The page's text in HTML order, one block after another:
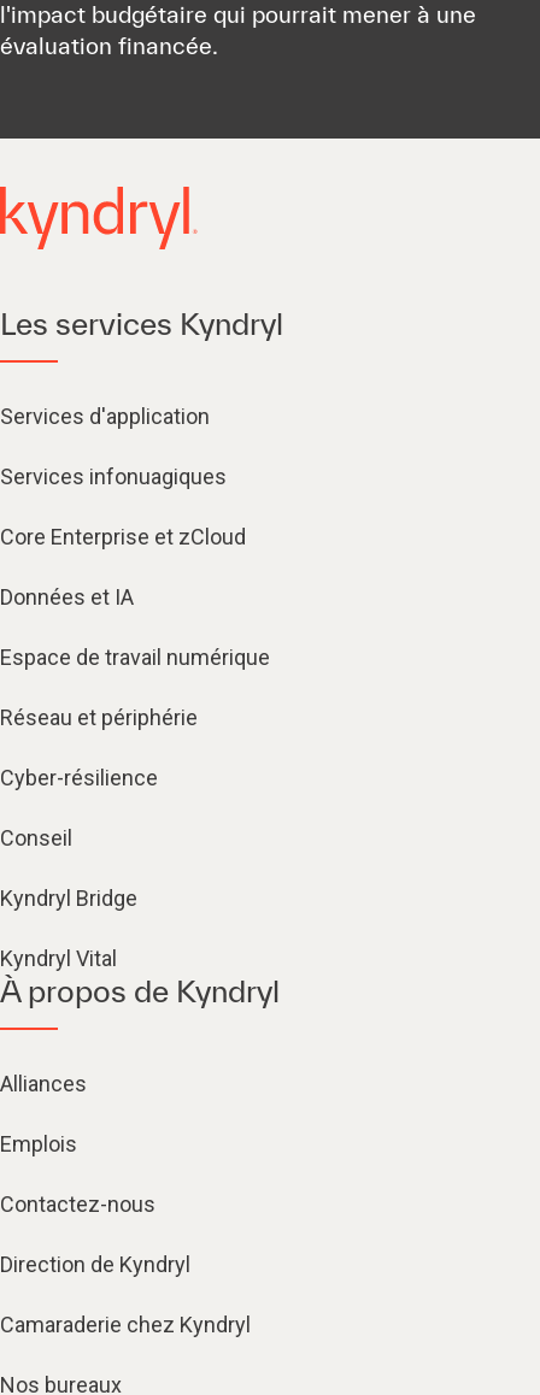
l'impact budgétaire qui pourrait mener à une
évaluation financée.
Les services Kyndryl
Services d'application
Services infonuagiques​
Core Enterprise et zCloud
Données et IA
Espace de travail numérique
Réseau et périphérie
Cyber-résilience
Conseil
Kyndryl Bridge
Kyndryl Vital
À propos de Kyndryl
Alliances
Emplois
Contactez-nous
Direction de Kyndryl
Camaraderie chez Kyndryl
Nos bureaux